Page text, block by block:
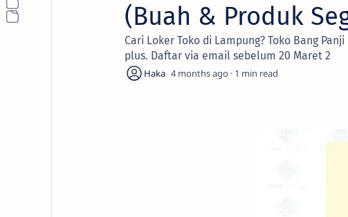
(Buah & Produk
Cari Loker Toko di Lampung? Toko Bang
plus. Daftar via email sebelum 20 Maret 2
4 months ago 1